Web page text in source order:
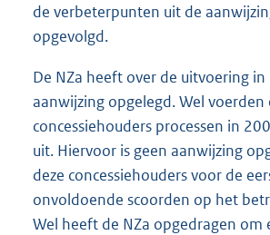
de verbeterpunten uit de
opgevolgd.
De NZa heeft over de uitvoering
aanwijzing opgelegd. Wel voerden
concessiehouders processen in
uit. Hiervoor is geen aanwijzing
deze concessiehouders voor de
onvoldoende scoorden op het
Wel heeft de NZa opgedragen om